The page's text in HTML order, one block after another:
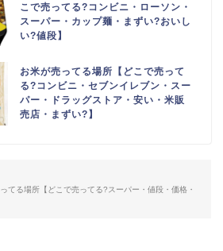
こで売ってる?コンビニ・ローソン・
スーパー・カップ麺・まずい?おいし
い?値段】
お米が売ってる場所【どこで売って
る?コンビニ・セブンイレブン・スー
パー・ドラッグストア・安い・米販
売店・まずい?】
てる場所【どこで売ってる?スーパー・値段・価格・